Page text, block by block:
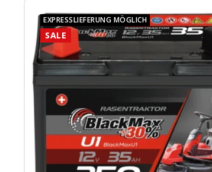
EXPRESSLIEFERUNG MÖGLICH
SALE